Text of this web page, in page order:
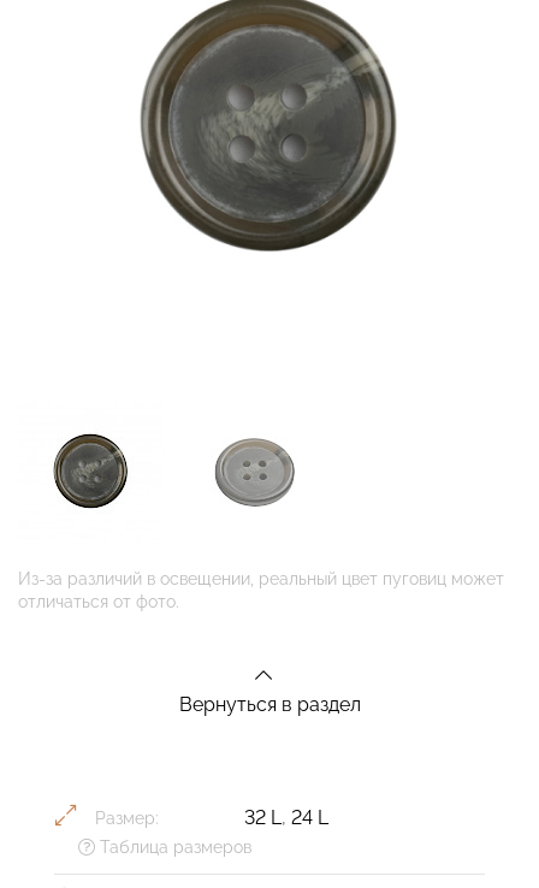
Из-за различий в освещении, реальный цвет пуговиц может
отличаться от фото.
Вернуться в раздел
Размер: 32 L, 24 L
Таблица размеров